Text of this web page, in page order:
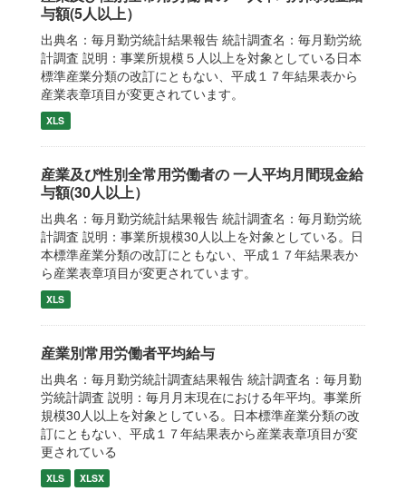
与額(5人以上）
出典名：毎月勤労統計結果報告 統計調査名：毎月勤労統
計調査 説明：事業所規模５人以上を対象としている日本
標準産業分類の改訂にともない、平成１７年結果表から
産業表章項目が変更されています。
XLS
産業及び性別全常用労働者の 一人平均月間現金給
与額(30人以上）
出典名：毎月勤労統計結果報告 統計調査名：毎月勤労統
計調査 説明：事業所規模30人以上を対象としている。日
本標準産業分類の改訂にともない、平成１７年結果表か
ら産業表章項目が変更されています。
XLS
産業別常用労働者平均給与
出典名：毎月勤労統計調査結果報告 統計調査名：毎月勤
労統計調査 説明：毎月月末現在における年平均。事業所
規模30人以上を対象としている。日本標準産業分類の改
訂にともない、平成１７年結果表から産業表章項目が変
更されている
XLS XLSX